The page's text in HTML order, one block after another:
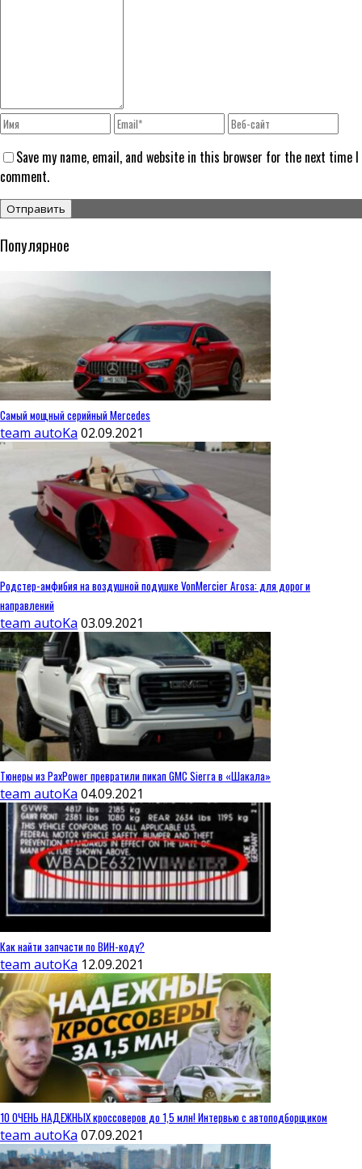
Save my name, email, and website in this browser for the next time I
comment.
Популярное
Самый мощный серийный Mercedes
team autoKa 02.09.2021
Родстер-амфибия на воздушной подушке VonMercier Arosa: для дорог и
направлений
team autoKa 03.09.2021
Тюнеры из PaxPower превратили пикап GMC Sierra в «Шакала»
team autoKa 04.09.2021
Как найти запчасти по ВИН-коду?
team autoKa 12.09.2021
10 ОЧЕНЬ НАДЕЖНЫХ кроссоверов до 1,5 млн! Интервью с автоподборщиком
team autoKa 07.09.2021